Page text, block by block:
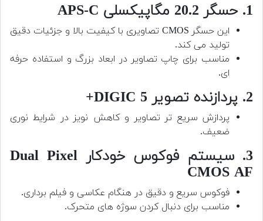
1. حسگر 20.2 مگاپیکسلی APS-C
این حسگر CMOS تصاویری با کیفیت بالا و جزئیات دقیق
تولید می کند.
مناسب برای چاپ تصاویر در ابعاد بزرگ و استفاده حرفه
ای.
2. پردازنده تصویر DIGIC 5+
پردازش سریع تر تصاویر و کاهش نویز در شرایط نوری
ضعیف.
3. سیستم فوکوس خودکار Dual Pixel
CMOS AF
فوکوس سریع و دقیق در هنگام عکاسی و فیلم برداری.
مناسب برای دنبال کردن سوژه های متحرک.